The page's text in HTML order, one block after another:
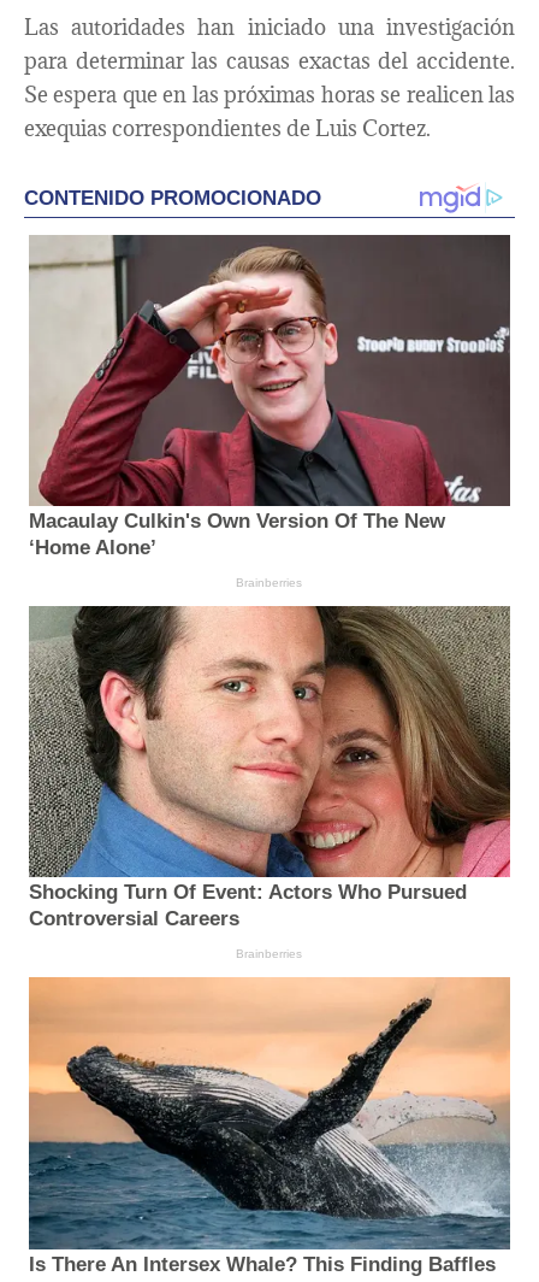
Las autoridades han iniciado una investigación
para determinar las causas exactas del accidente.
Se espera que en las próximas horas se realicen las
exequias correspondientes de Luis Cortez.